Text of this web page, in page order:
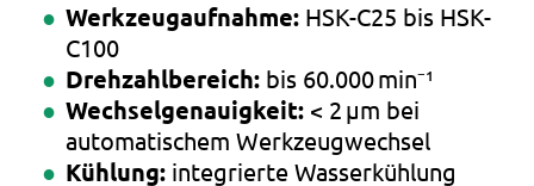
Werkzeugaufnahme: HSK-C25 bis HSK-
C100
Drehzahlbereich: bis 60.000 min⁻¹
Wechselgenauigkeit: < 2 µm bei
automatischem Werkzeugwechsel
Kühlung: integrierte Wasserkühlung